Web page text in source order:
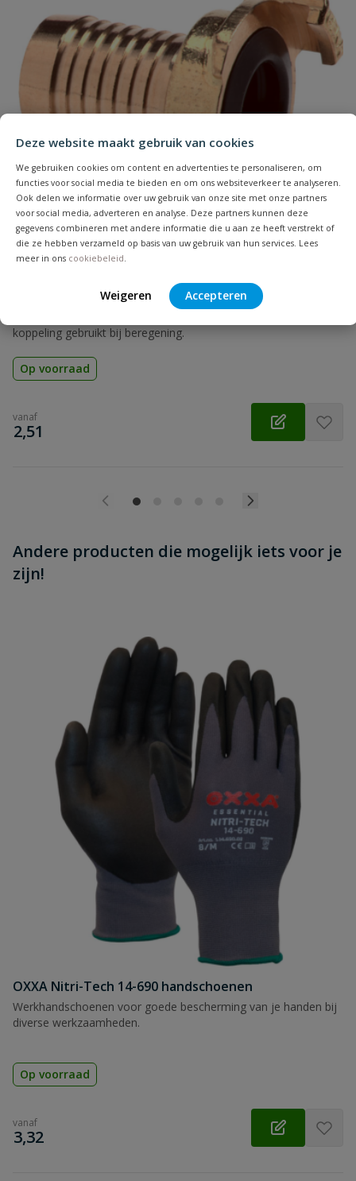
Deze website maakt gebruik van cookies
We gebruiken cookies om content en advertenties te personaliseren, om
functies voor social media te bieden en om ons websiteverkeer te analyseren.
Ook delen we informatie over uw gebruik van onze site met onze partners
voor social media, adverteren en analyse. Deze partners kunnen deze
gegevens combineren met andere informatie die u aan ze heeft verstrekt of
die ze hebben verzameld op basis van uw gebruik van hun services. Lees
meer in ons cookiebeleid.
Weigeren Accepteren
Kleur blauw
Geschikt voor
drinkwater
nee
Geschikt voor water ja
Lengte 5 meter
Materiaal PVC
Max. lengte
Maximale druk 6 bar
Maximale
vloeistoftemperatuur
25 °C
Verkrijgbaar per
Naam
Beoordeling
Beoordeling versturen
Geka messing koppeling slangtule
koppeling gebruikt bij beregening.
Op voorraad
vanaf
€
2,51
Andere producten die mogelijk iets voor je
zijn!
OXXA Nitri-Tech 14-690 handschoenen
Werkhandschoenen voor goede bescherming van je handen bij
diverse werkzaamheden.
Op voorraad
vanaf
€
3,32